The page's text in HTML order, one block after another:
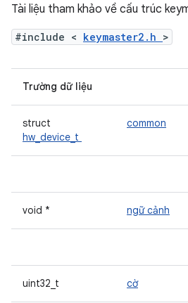
Tài liệu tham khảo về cấu trúc
#include < keymaster2.h >
Trường dữ liệu
struct
hw_device_t
common
void * ngữ cảnh
uint32_t cờ